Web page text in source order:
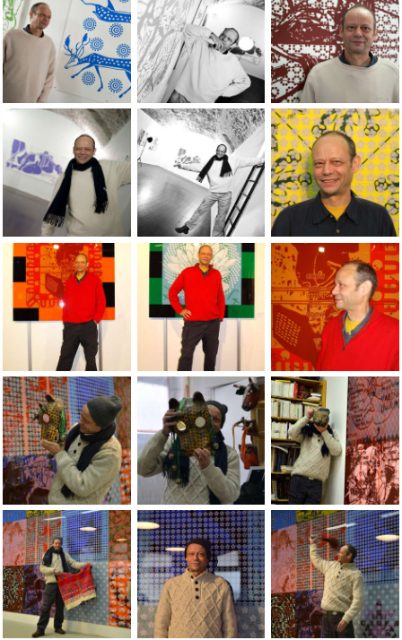
Photos de Lionel Georges, Galerie Omnibus, 05-04-2013
Photos de Lionel Georges, Galerie
Photos de Lionel
Photos de Lionel Georges, Galerie Omnibus, 05-04-2013
Photos de Lionel Georges, Galerie
Photo par
Portraits of the artist Jean-Pierre Sergent taken by
Portraits of the artist Jean-Pierre
Portraits of the
Portrait de Jean-Pierre sergent par Magali Teyssier,
Portrait de Jean-Pierre sergent par
Portrait de Jean-